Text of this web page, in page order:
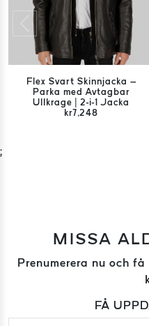
Flex Svart Skinnjacka –
Parka med Avtagbar
Ullkrage | 2-i-1 Jacka
kr7,248
;
MISSA
Prenumerera nu och
FÅ